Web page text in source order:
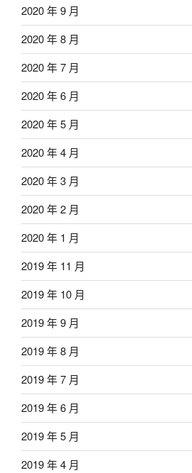
2020 年 9 月
2020 年 8 月
2020 年 7 月
2020 年 6 月
2020 年 5 月
2020 年 4 月
2020 年 3 月
2020 年 2 月
2020 年 1 月
2019 年 11 月
2019 年 10 月
2019 年 9 月
2019 年 8 月
2019 年 7 月
2019 年 6 月
2019 年 5 月
2019 年 4 月